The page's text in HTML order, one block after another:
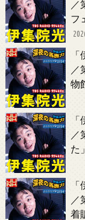
／
フ
／
物
／
た
／
着